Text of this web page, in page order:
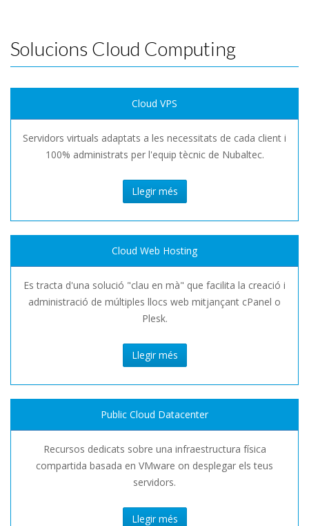
Solucions Cloud Computing
Cloud VPS
Servidors virtuals adaptats a les necessitats de cada client i
100% administrats per l'equip tècnic de Nubaltec.
Llegir més
Cloud Web Hosting
Es tracta d'una solució "clau en mà" que facilita la creació i
administració de múltiples llocs web mitjançant cPanel o
Plesk.
Llegir més
Public Cloud Datacenter
Recursos dedicats sobre una infraestructura física
compartida basada en VMware on desplegar els teus
servidors.
Llegir més